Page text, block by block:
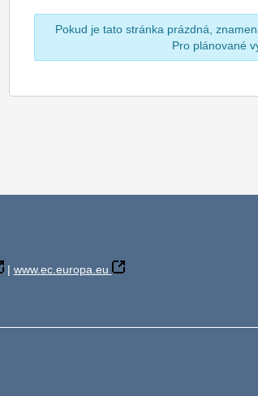
Pokud je tato stránka prázdná,
Pro plánované
| www.ec.europa.eu